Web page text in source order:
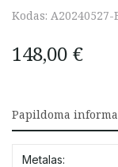
Kodas: A20240527-
148,00 €
Papildoma
Metalas: